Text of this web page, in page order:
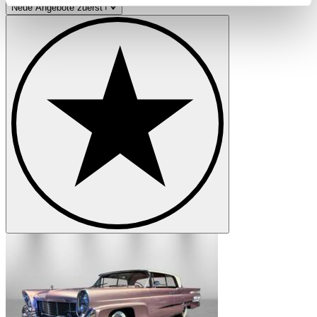
Partner führen diese Informationen möglicherweise mit
weiteren Daten zusammen, die Sie ihnen bereitgestellt
haben oder die sie im Rahmen Ihrer Nutzung der Dienste
gesammelt haben.
Datenschutzerklärung
Lincoln Mark VIII
Lincoln Modelle
Lincoln Cosmopolitan
Lincoln Premiere
Neue Angebote zuerst